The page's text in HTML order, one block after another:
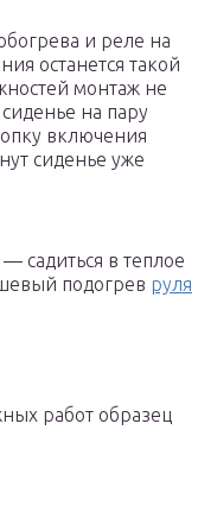
и реле на
останется такой
монтаж не
на пару
включения
сиденье уже
садиться в теплое
подогрев руля
работ образец